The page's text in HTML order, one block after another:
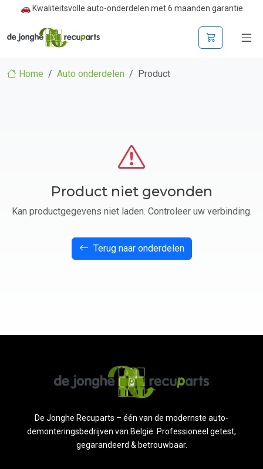
🚗 Kwaliteitsvolle auto-onderdelen met 6 maanden garantie
Home Auto onderdelen Product
Product niet gevonden
Kan productgegevens niet laden. Controleer uw verbinding.
Terug naar onderdelen
De Jonghe Recuparts – één van de modernste auto-
demonteringsbedrijven van België. Professioneel getest,
gegarandeerd & betrouwbaar.